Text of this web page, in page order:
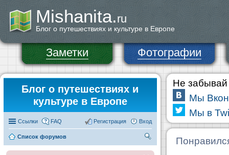
Mishanita.ru
Блог о путешествиях и культуре в Европе
Заметки Фотографии
Блог о путешествиях и
культуре в Европе
Ссылки FAQ Вход
Регистрация
Список форумов
Не забывай
Мы
Мы в